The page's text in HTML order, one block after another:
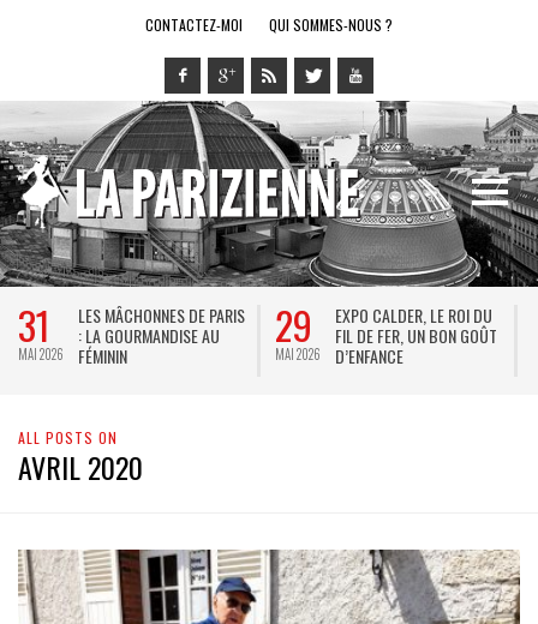
CONTACTEZ-MOI QUI SOMMES-NOUS ?
31
MAI 2026
LES MÂCHONNES DE PARIS
: LA GOURMANDISE AU
FÉMININ
29
MAI 2026
EXPO CALDER, LE ROI DU
FIL DE FER, UN BON GOÛT
D’ENFANCE
ALL POSTS ON
AVRIL 2020